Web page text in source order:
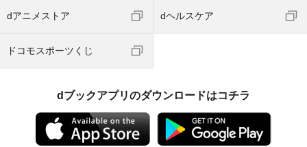
dアニメストア dヘルスケア
ドコモスポーツくじ
dブックアプリのダウンロードはコチラ